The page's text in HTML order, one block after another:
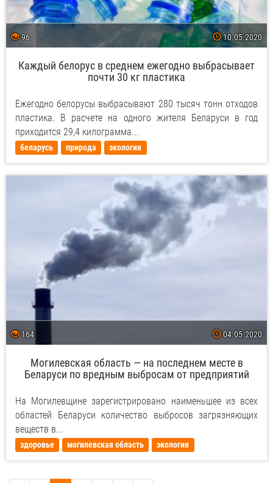
96 10.05.2020
Каждый белорус в среднем ежегодно выбрасывает
почти 30 кг пластика
Ежегодно белорусы выбрасывают 280 тысяч тонн отходов
пластика. В расчете на одного жителя Беларуси в год
приходится 29,4 килограмма...
беларусь природа экология
164 04.05.2020
Могилевская область — на последнем месте в
Беларуси по вредным выбросам от предприятий
На Могилевщине зарегистрировано наименьшее из всех
областей Беларуси количество выбросов загрязняющих
веществ в...
здоровье могилевская область экология